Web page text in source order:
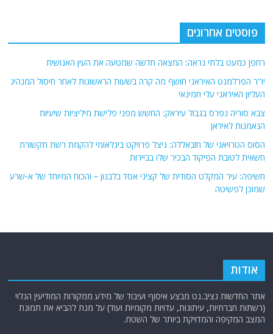
אודות
אתר החדשות נציב.נט מבצע איסוף ועיבוד של מידע ממקורות המודיעין הגלוי
(רשתות חברתיות, עיתונות, עדויות מקומיות ועוד) על מנת להביא את תמונת
המצב המקיפה והמדויקת ביותר של השטח.
אתר Nziv.net מכבד את זכויות היוצרים ועושה מאמצים לאיתור בעלי הזכויות
ביצירות הכלולות בכתבות. אם זיהית יצירה שאתה בעל הזכויות בה ואתה מעוניין
או"םאוקראינה
איראן
אפריקה ארה"ב
בריטניה גרמניה
דאעש האמירויות הגולן
המזרח התיכון
כתבות מומחים
כתבות קצרות